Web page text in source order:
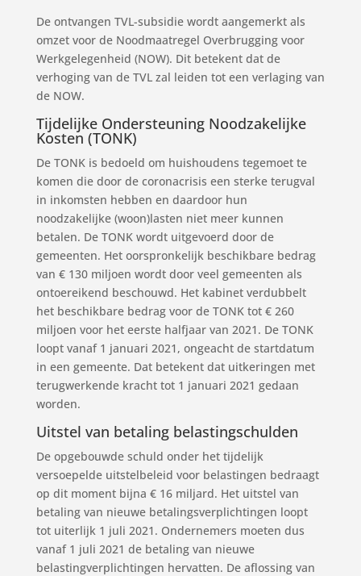
De ontvangen TVL-subsidie wordt aangemerkt als
omzet voor de Noodmaatregel Overbrugging voor
Werkgelegenheid (NOW). Dit betekent dat de
verhoging van de TVL zal leiden tot een verlaging van
de NOW.
Tijdelijke Ondersteuning Noodzakelijke
Kosten (TONK)
De TONK is bedoeld om huishoudens tegemoet te
komen die door de coronacrisis een sterke terugval
in inkomsten hebben en daardoor hun
noodzakelijke (woon)lasten niet meer kunnen
betalen. De TONK wordt uitgevoerd door de
gemeenten. Het oorspronkelijk beschikbare bedrag
van € 130 miljoen wordt door veel gemeenten als
ontoereikend beschouwd. Het kabinet verdubbelt
het beschikbare bedrag voor de TONK tot € 260
miljoen voor het eerste halfjaar van 2021. De TONK
loopt vanaf 1 januari 2021, ongeacht de startdatum
in een gemeente. Dat betekent dat uitkeringen met
terugwerkende kracht tot 1 januari 2021 gedaan
worden.
Uitstel van betaling belastingschulden
De opgebouwde schuld onder het tijdelijk
versoepelde uitstelbeleid voor belastingen bedraagt
op dit moment bijna € 16 miljard. Het uitstel van
betaling van nieuwe betalingsverplichtingen loopt
tot uiterlijk 1 juli 2021. Ondernemers moeten dus
vanaf 1 juli 2021 de betaling van nieuwe
belastingverplichtingen hervatten. De aflossing van